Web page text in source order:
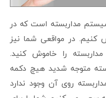
مداربسته است که در
کنیم. در مواقعی شما نیز
را خاموش کنید.
متوجه شدید هیچ دکمه
روی آن وجود ندارد